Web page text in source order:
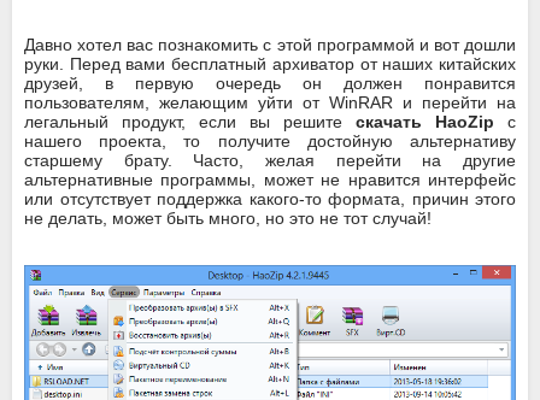
Давно хотел вас познакомить с этой программой и вот дошли
руки. Перед вами бесплатный архиватор от наших китайских
друзей, в первую очередь он должен понравится
пользователям, желающим уйти от WinRAR и перейти на
легальный продукт, если вы решите скачать HaoZip с
нашего проекта, то получите достойную альтернативу
старшему брату. Часто, желая перейти на другие
альтернативные программы, может не нравится интерфейс
или отсутствует поддержка какого-то формата, причин этого
не делать, может быть много, но это не тот случай!